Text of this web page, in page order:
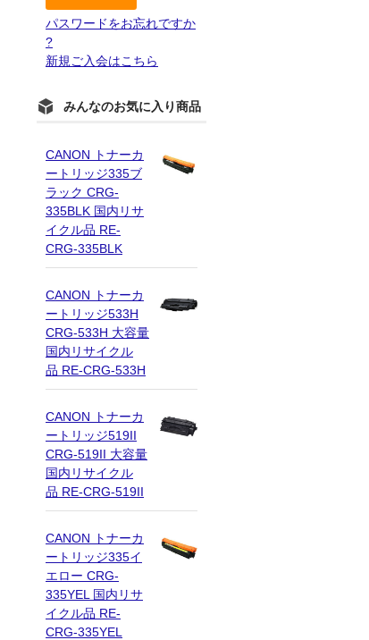
パスワードをお忘れですか
?
新規ご入会はこちら
みんなのお気に入り商品
CANON トナーカ
ートリッジ335ブ
ラック CRG-
335BLK 国内リサ
イクル品 RE-
CRG-335BLK
CANON トナーカ
ートリッジ533H
CRG-533H 大容量
国内リサイクル
品 RE-CRG-533H
CANON トナーカ
ートリッジ519II
CRG-519II 大容量
国内リサイクル
品 RE-CRG-519II
CANON トナーカ
ートリッジ335イ
エロー CRG-
335YEL 国内リサ
イクル品 RE-
CRG-335YEL